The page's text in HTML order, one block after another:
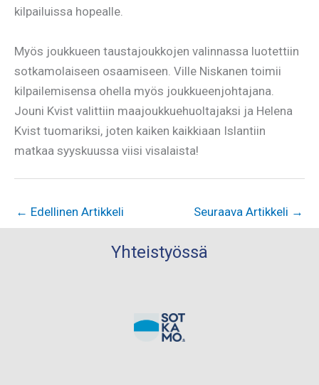
kilpailuissa hopealle.
Myös joukkueen taustajoukkojen valinnassa luotettiin
sotkamolaiseen osaamiseen. Ville Niskanen toimii
kilpailemisensa ohella myös joukkueenjohtajana.
Jouni Kvist valittiin maajoukkuehuoltajaksi ja Helena
Kvist tuomariksi, joten kaiken kaikkiaan Islantiin
matkaa syyskuussa viisi visalaista!
← Edellinen Artikkeli Seuraava Artikkeli →
Yhteistyössä